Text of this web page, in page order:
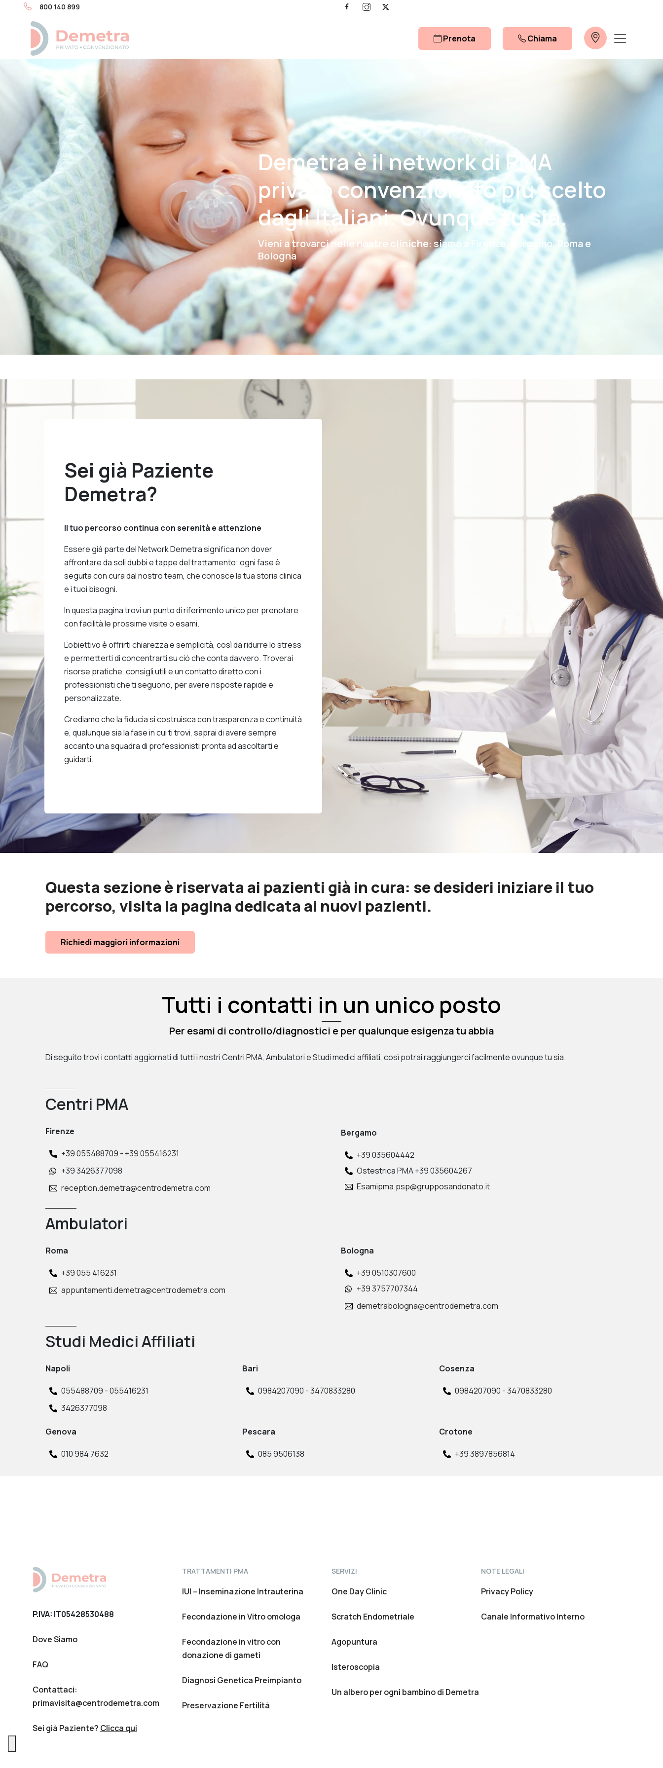
800 140 899
Prenota Chiama
Demetra è il network di PMA
privato convenzionato più scelto
dagli Italiani. Ovunque tu sia.
Vieni a trovarci nelle nostre cliniche: siamo a Firenze, Bergamo, Roma e
Bologna
Sei già Paziente
Demetra?
Il tuo percorso continua con serenità e attenzione
Essere già parte del Network Demetra significa non dover
affrontare da soli dubbi e tappe del trattamento: ogni fase è
seguita con cura dal nostro team, che conosce la tua storia clinica
e i tuoi bisogni.
In questa pagina trovi un punto di riferimento unico per prenotare
con facilità le prossime visite o esami.
L’obiettivo è offrirti chiarezza e semplicità, così da ridurre lo stress
e permetterti di concentrarti su ciò che conta davvero. Troverai
risorse pratiche, consigli utili e un contatto diretto con i
professionisti che ti seguono, per avere risposte rapide e
personalizzate.
Crediamo che la fiducia si costruisca con trasparenza e continuità
e, qualunque sia la fase in cui ti trovi, saprai di avere sempre
accanto una squadra di professionisti pronta ad ascoltarti e
guidarti.
Questa sezione è riservata ai pazienti già in cura: se desideri iniziare il tuo
percorso, visita la pagina dedicata ai nuovi pazienti.
Richiedi maggiori informazioni
Tutti i contatti in un unico posto
Per esami di controllo/diagnostici e per qualunque esigenza tu abbia
Di seguito trovi i contatti aggiornati di tutti i nostri Centri PMA, Ambulatori e Studi medici affiliati, così potrai raggiungerci facilmente ovunque tu sia.
Centri PMA
Firenze
+39 055488709 - +39 055416231
+39 3426377098
reception.demetra@centrodemetra.com
Bergamo
+39 035604442
Ostestrica PMA +39 035604267
Esamipma.psp@grupposandonato.it
Ambulatori
Roma
+39 055 416231
appuntamenti.demetra@centrodemetra.com
Bologna
+39 0510307600
+39 3757707344
demetrabologna@centrodemetra.com
Studi Medici Affiliati
Napoli
055488709 - 055416231
3426377098
Bari
0984207090 - 3470833280
Cosenza
0984207090 - 3470833280
Genova
010 984 7632
Pescara
085 9506138
Crotone
+39 3897856814
P.IVA: IT05428530488
Dove Siamo
FAQ
Contattaci:
primavisita@centrodemetra.com
Sei già Paziente? Clicca qui
TRATTAMENTI PMA
IUI – Inseminazione Intrauterina
Fecondazione in Vitro omologa
Fecondazione in vitro con
donazione di gameti
Diagnosi Genetica Preimpianto
Preservazione Fertilità
SERVIZI
One Day Clinic
Scratch Endometriale
Agopuntura
Isteroscopia
Un albero per ogni bambino di Demetra
NOTE LEGALI
Privacy Policy
Canale Informativo Interno